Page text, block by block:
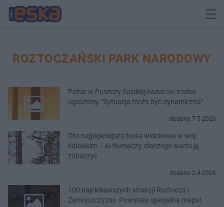
ROZTOCZAŃSKI PARK NARODOWY
Pożar w Puszczy Solskiej nadal nie został
ugaszony. "Sytuacja może być dynamiczna"
dodano 7-5-2026
Oto najpiękniejsza trasa widokowa w woj.
lubelskim – AI tłumaczy, dlaczego warto ją
zobaczyć
dodano 2-4-2026
100 najciekawszych atrakcji Roztocza i
Zamojszczyzny. Powstała specjalna mapa!